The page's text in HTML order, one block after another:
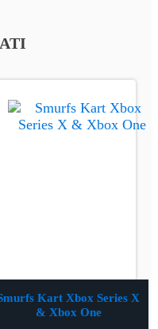
Kart Xbox Series X
& Xbox One